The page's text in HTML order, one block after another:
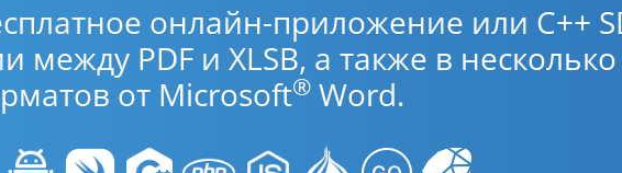
онлайн-приложение или C++
между PDF и XLSB, а также в несколько
от Microsoft® Word.